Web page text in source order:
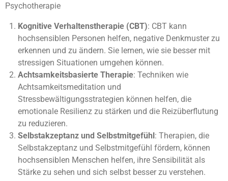
Psychotherapie
Kognitive Verhaltenstherapie (CBT): CBT kann
hochsensiblen Personen helfen, negative Denkmuster zu
erkennen und zu ändern. Sie lernen, wie sie besser mit
stressigen Situationen umgehen können.
Achtsamkeitsbasierte Therapie: Techniken wie
Achtsamkeitsmeditation und
Stressbewältigungsstrategien können helfen, die
emotionale Resilienz zu stärken und die Reizüberflutung
zu reduzieren.
Selbstakzeptanz und Selbstmitgefühl : Therapien, die
Selbstakzeptanz und Selbstmitgefühl fördern, können
hochsensiblen Menschen helfen, ihre Sensibilität als
Stärke zu sehen und sich selbst besser zu verstehen.